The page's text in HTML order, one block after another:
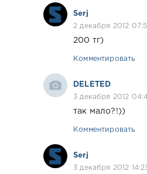
Serj
2 декабря 2012
200 тг)
Комментировать
DELETED
3 декабря 2012
так мало?!))
Комментировать
Serj
3 декабря 2012